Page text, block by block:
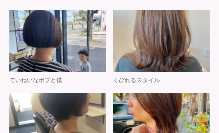
ていねいなボブと僕 くびれるスタイル